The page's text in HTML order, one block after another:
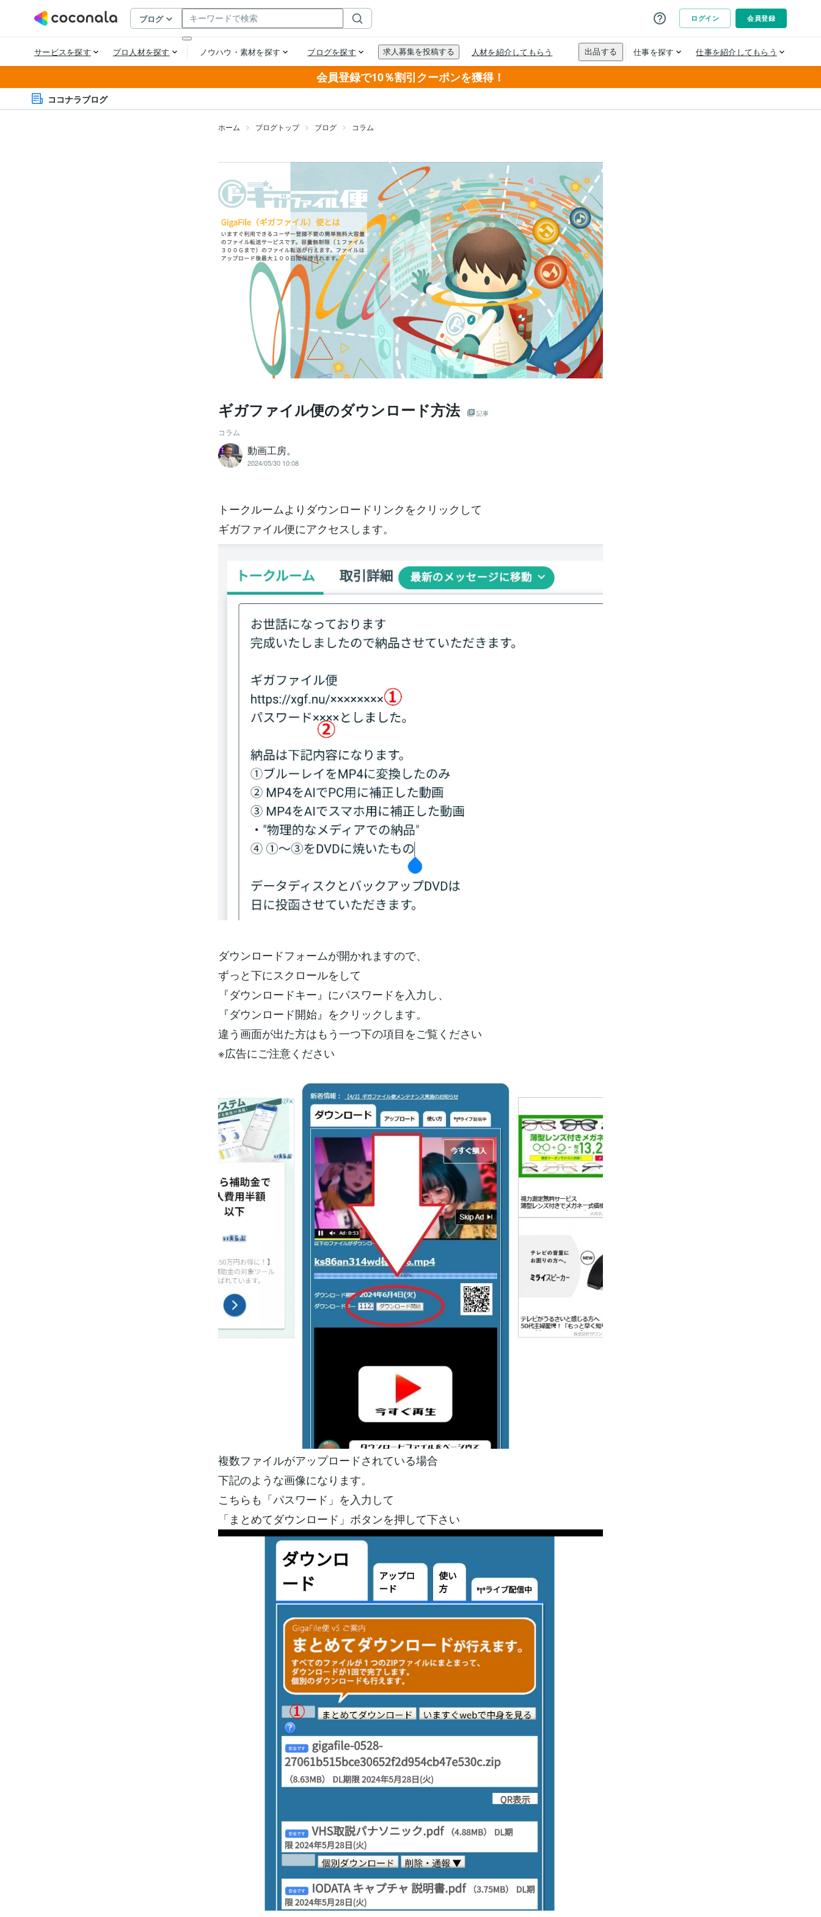
会員登録で10％割引クーポンを獲得！
ココナラブログ
ホーム ブログトップ ブログ コラム
ギガファイル便のダウンロード方法 記事
コラム
動画工房。
2024/05/30 10:08
トークルームよりダウンロードリンクをクリックして
ギガファイル便にアクセスします。
ダウンロードフォームが開かれますので、
ずっと下にスクロールをして
『ダウンロードキー』にパスワードを入力し、
『ダウンロード開始』をクリックします。
違う画面が出た方はもう一つ下の項目をご覧ください
※広告にご注意ください
複数ファイルがアップロードされている場合
下記のような画像になります。
こちらも「パスワード」を入力して
「まとめてダウンロード」ボタンを押して下さい